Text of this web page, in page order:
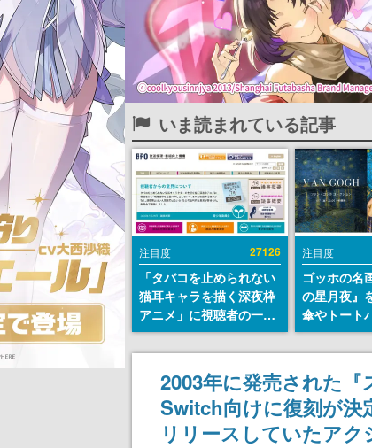
いま読まれている記事
注目度 27126
「タバコを止められない
猫耳キャラを描く深夜枠
アニメ」に視聴者の一部
から批判意見。違法薬物
の使用と思わしき描写も
含めて、BPOが議論を交
わす
注目度
ゴッホの名
の星月夜』
傘やトート
登場。8月7
日間限定で
2003年に発売された
Switch向けに復刻が決
リリースしていたアク